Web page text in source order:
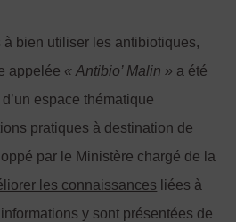
à bien utiliser les antibiotiques,
appelée «Antibio’ Malin » a été
espace thématique
pratiques à destination de
par le Ministère chargé de la
liorer les connaissances liées à
y sont présentées de